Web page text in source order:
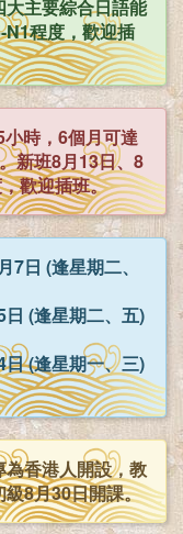
主要綜合日語能
程度，歡迎插
小時，6個月可達
新班8月13日、8
歡迎插班。
7日 (逢星期二、
日 (逢星期二、五)
日 (逢星期一、三)
為香港人開設，教
8月30日開課。